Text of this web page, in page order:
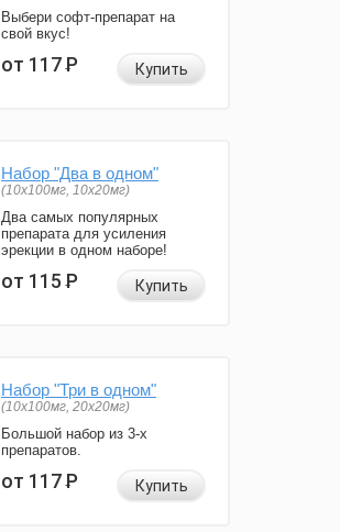
Выбери софт-препарат на
свой вкус!
от 117Р Купить
Набор "Два в одном"
(10x100мг, 10x20мг)
Два самых популярных
препарата для усиления
эрекции в одном наборе!
от 115Р Купить
Набор "Три в одном"
(10x100мг, 20x20мг)
Большой набор из 3-х
препаратов.
от 117Р Купить